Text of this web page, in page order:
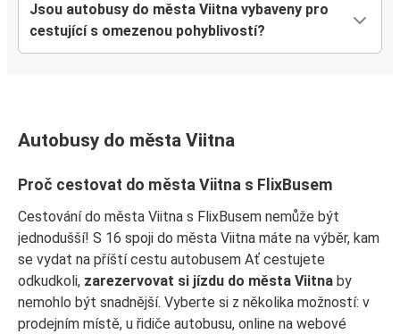
Jsou autobusy do města Viitna vybaveny pro
cestující s omezenou pohyblivostí?
Autobusy do města Viitna
Proč cestovat do města Viitna s FlixBusem
Cestování do města Viitna s FlixBusem nemůže být
jednodušší! S 16 spoji do města Viitna máte na výběr, kam
se vydat na příští cestu autobusem Ať cestujete
odkudkoli, zarezervovat si jízdu do města Viitna by
nemohlo být snadnější. Vyberte si z několika možností: v
prodejním místě, u řidiče autobusu, online na webové